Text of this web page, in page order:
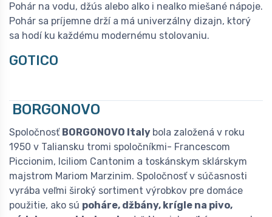
Pohár na vodu, džús alebo alko i nealko miešané nápoje.
Pohár sa príjemne drží a má univerzálny dizajn, ktorý
sa hodí ku každému modernému stolovaniu.
GOTICO
BORGONOVO
Spoločnosť BORGONOVO Italy bola založená v roku
1950 v Taliansku tromi spoločníkmi- Francescom
Piccionim, Iciliom Cantonim a toskánskym sklárskym
majstrom Mariom Marzinim. Spoločnosť v súčasnosti
vyrába veľmi široký sortiment výrobkov pre domáce
použitie, ako sú poháre, džbány, krígle na pivo,